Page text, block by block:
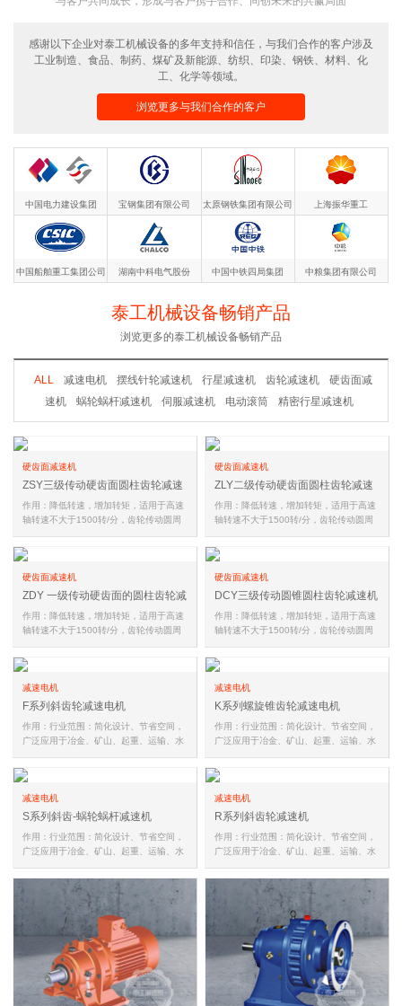
感谢以下企业对泰工机械设备的多年支持和信任，与我们合作的客户涉及
工业制造、食品、制药、煤矿及新能源、纺织、印染、钢铁、材料、化
工、化学等领域。
浏览更多与我们合作的客户
中国电力建设集团 宝钢集团有限公司 太原钢铁集团有限公司 上海振华重工
中国船舶重工集团公司 湖南中科电气股份 中国中铁四局集团 中粮集团有限公司
泰工机械设备畅销产品
浏览更多的泰工机械设备畅销产品
ALL 减速电机 摆线针轮减速机 行星减速机 齿轮减速机
硬齿面减
速机
蜗轮蜗杆减速机 伺服减速机 电动滚筒 精密行星减速机
硬齿面减速机
ZSY三级传动硬齿面圆柱齿轮减速
机
作用：降低转速，增加转矩，适用于高速
轴转速不大于1500转/分，齿轮传动圆周
硬齿面减速机
ZLY二级传动硬齿面圆柱齿轮减速
机
作用：降低转速，增加转矩，适用于高速
轴转速不大于1500转/分，齿轮传动圆周
硬齿面减速机
ZDY 一级传动硬齿面的圆柱齿轮减
速机
作用：降低转速，增加转矩，适用于高速
轴转速不大于1500转/分，齿轮传动圆周
硬齿面减速机
DCY三级传动圆锥圆柱齿轮减速机
作用：降低转速，增加转矩，适用于高速
轴转速不大于1500转/分，齿轮传动圆周
减速电机
F系列斜齿轮减速电机
作用：行业范围：简化设计、节省空间，
广泛应用于冶金、矿山、起重、运输、水
减速电机
K系列螺旋锥齿轮减速电机
作用：行业范围：简化设计、节省空间，
广泛应用于冶金、矿山、起重、运输、水
减速电机
S系列斜齿-蜗轮蜗杆减速机
作用：行业范围：简化设计、节省空间，
广泛应用于冶金、矿山、起重、运输、水
减速电机
R系列斜齿轮减速机
作用：行业范围：简化设计、节省空间，
广泛应用于冶金、矿山、起重、运输、水